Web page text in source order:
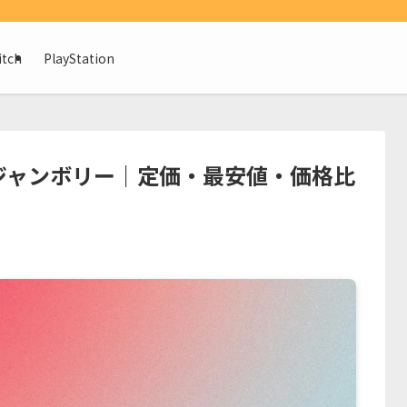
PlayStation
ンボリー｜定価・最安値・価格比